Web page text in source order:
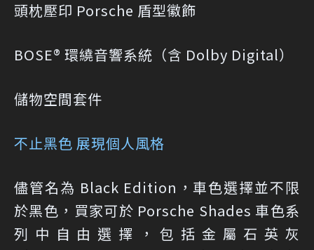
頭枕壓印 Porsche 盾型徽飾
BOSE® 環繞音響系統（含 Dolby Digital）
儲物空間套件
不止黑色 展現個人風格
儘管名為 Black Edition，車色選擇並不限
於黑色，買家可於 Porsche Shades 車色系
列中自由選擇，包括金屬石英灰